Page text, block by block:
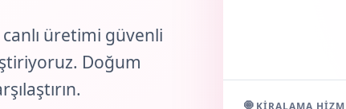
üretimi güvenli
Doğum
KIRALAMA